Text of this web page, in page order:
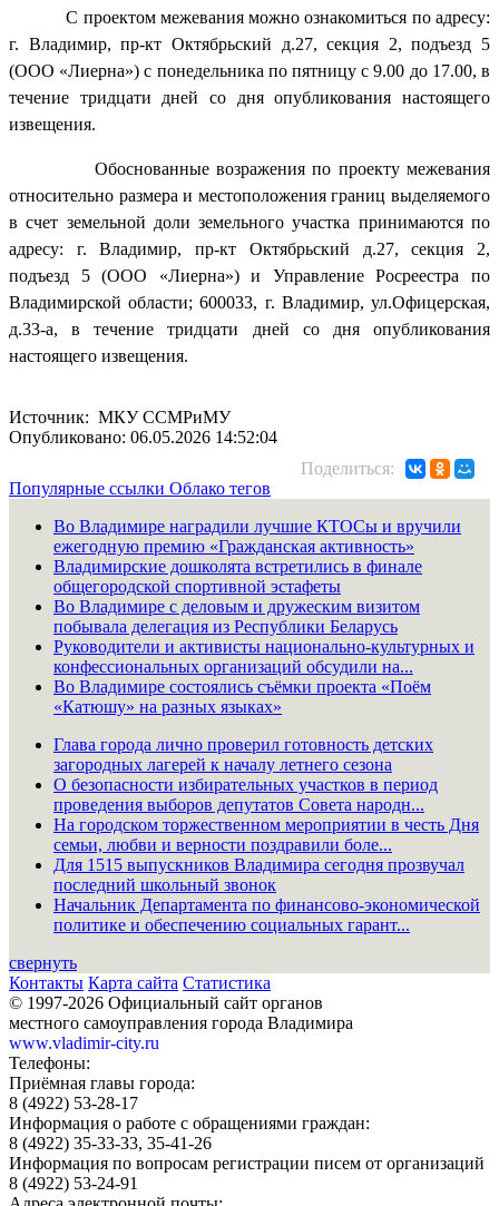
С проектом межевания можно ознакомиться по адресу:
г. Владимир, пр-кт Октябрьский д.27, секция 2, подъезд 5
(ООО «Лиерна») с понедельника по пятницу с 9.00 до 17.00, в
течение тридцати дней со дня опубликования настоящего
извещения.
Обоснованные возражения по проекту межевания
относительно размера и местоположения границ выделяемого
в счет земельной доли земельного участка принимаются по
адресу: г. Владимир, пр-кт Октябрьский д.27, секция 2,
подъезд 5 (ООО «Лиерна») и Управление Росреестра по
Владимирской области; 600033, г. Владимир, ул.Офицерская,
д.33-а, в течение тридцати дней со дня опубликования
настоящего извещения.
Источник: МКУ ССМРиМУ
Опубликовано: 06.05.2026 14:52:04
Поделиться:
Популярные ссылки Облако тегов
Во Владимире наградили лучшие КТОСы и вручили
ежегодную премию «Гражданская активность»
Владимирские дошколята встретились в финале
общегородской спортивной эстафеты
Во Владимире с деловым и дружеским визитом
побывала делегация из Республики Беларусь
Руководители и активисты национально-культурных и
конфессиональных организаций обсудили на...
Во Владимире состоялись съёмки проекта «Поём
«Катюшу» на разных языках»
Глава города лично проверил готовность детских
загородных лагерей к началу летнего сезона
О безопасности избирательных участков в период
проведения выборов депутатов Совета народн...
На городском торжественном мероприятии в честь Дня
семьи, любви и верности поздравили боле...
Для 1515 выпускников Владимира сегодня прозвучал
последний школьный звонок
Начальник Департамента по финансово-экономической
политике и обеспечению социальных гарант...
свернуть
Контакты Карта сайта Статистика
© 1997-2026 Официальный сайт органов
местного самоуправления города Владимира
www.vladimir-city.ru
Телефоны:
Приёмная главы города:
8 (4922) 53-28-17
Информация о работе с обращениями граждан:
8 (4922) 35-33-33, 35-41-26
Информация по вопросам регистрации писем от организаций
8 (4922) 53-24-91